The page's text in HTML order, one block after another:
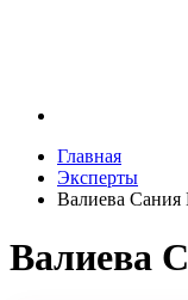
Главная
Эксперты
Валиева Сания
Валиева